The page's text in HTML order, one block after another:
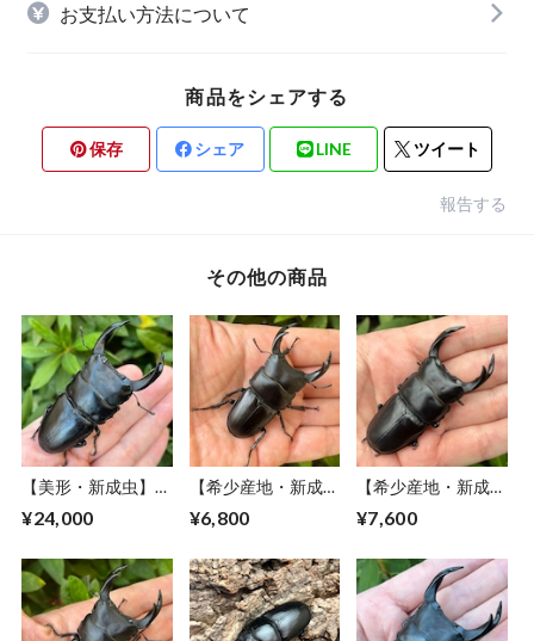
お支払い方法について
商品をシェアする
保存 シェア LINE ツイート
報告する
その他の商品
【美形・新成虫】佐
産”オオクワガタペ
805211−101
¥24,000
【希少産地・新成
オオクワガタペア
#6843
¥6,800
【希少産地・新成
オオクワガタペア
#684011
¥7,600